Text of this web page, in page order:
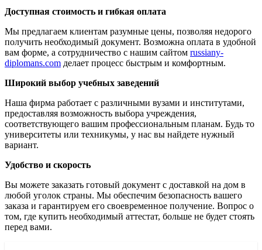
Доступная стоимость и гибкая оплата
Мы предлагаем клиентам разумные цены, позволяя недорого
получить необходимый документ. Возможна оплата в удобной
вам форме, а сотрудничество с нашим сайтом russiany-
diplomans.com делает процесс быстрым и комфортным.
Широкий выбор учебных заведений
Наша фирма работает с различными вузами и институтами,
предоставляя возможность выбора учреждения,
соответствующего вашим профессиональным планам. Будь то
университеты или техникумы, у нас вы найдете нужный
вариант.
Удобство и скорость
Вы можете заказать готовый документ с доставкой на дом в
любой уголок страны. Мы обеспечим безопасность вашего
заказа и гарантируем его своевременное получение. Вопрос о
том, где купить необходимый аттестат, больше не будет стоять
перед вами.